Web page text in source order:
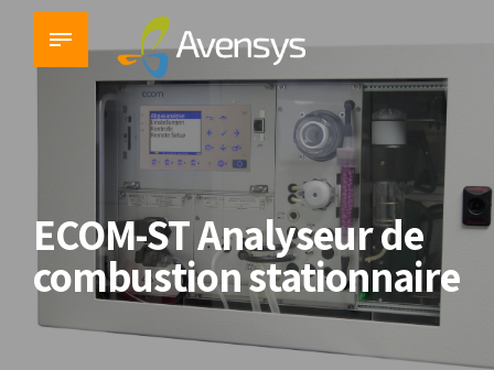
ECOM-ST Analyseur de
combustion stationnaire